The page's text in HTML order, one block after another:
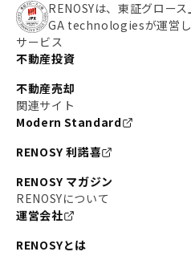
RENOSYは、東証グロー
GA technologiesが運営し
サービス
不動産投資
不動産売却
関連サイト
Modern Standard
RENOSY 利諾喜
RENOSY マガジン
RENOSYについて
運営会社
RENOSYとは